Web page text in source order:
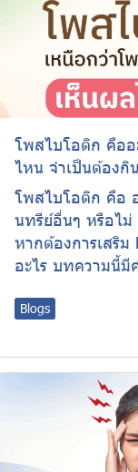
โพสไบโอติก คืออ
ไหน จำเป็นต้องกิ
โพสไบโอติก คือ
นทรีย์อื่นๆ หรือไม่
หากต้องการเสริม
อะไร บทความนี้มี
Blogs